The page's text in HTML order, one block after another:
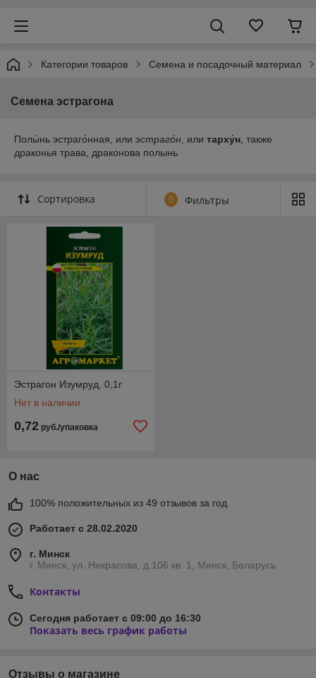
Категории товаров Семена и посадочный материал
Семена эстрагона
Полы́нь эстраго́нная, или эстраго́н , или тарху́н , также
драконья трава, драконова полынь
Сортировка 0 Фильтры
Эстрагон Изумруд, 0,1г
Нет в наличии
0,72 руб./упаковка
О нас
100% положительных из 49 отзывов за год
Работает с 28.02.2020
г. Минск
г. Минск, ул. Некрасова, д.106 кв. 1, Минск, Беларусь
Контакты
Сегодня работает с 09:00 до 16:30
Показать весь график работы
Отзывы о магазине